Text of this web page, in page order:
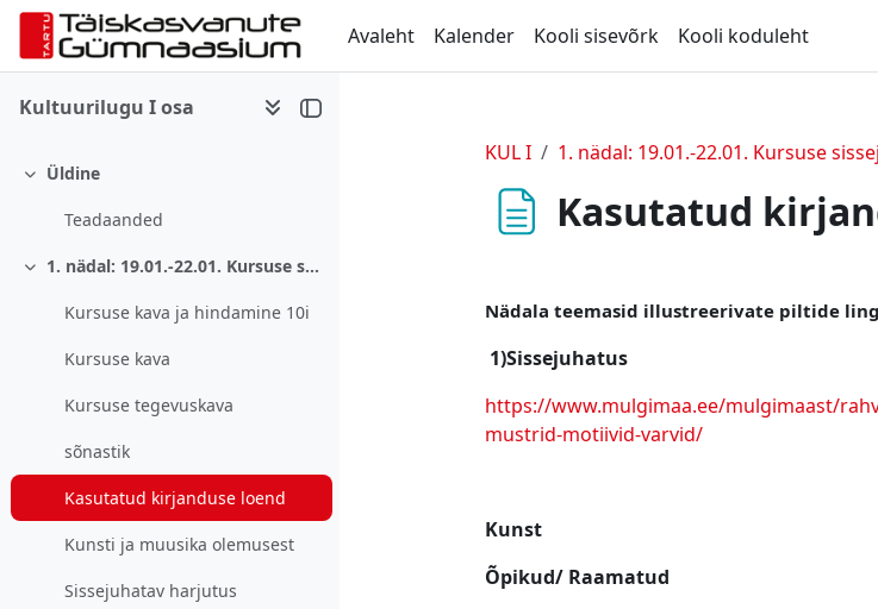
Jäta vahele peasisuni
Avaleht
Kalender Kooli sisevõrk Kooli koduleht
Kultuurilugu I osa
Ahenda
Üldine
Teadaanded
Ahenda 1. nädal: 19.01.-22.01. Kursuse sissejuhatus
Kursuse kava ja hindamine 10i
Kursuse kava
Kursuse tegevuskava
sõnastik
Kasutatud kirjanduse loend
Kunsti ja muusika olemusest
Sissejuhatav harjutus
KUL I 1. nädal: 19.01.-22.01. Kursuse
Kasutatud
Nädala teemasid illustreerivate piltide
1)Sissejuhatus
https://www.mulgimaa.ee/mulgimaast/
mustrid-motiivid-varvid/
Kunst
Õpikud/ Raamatud